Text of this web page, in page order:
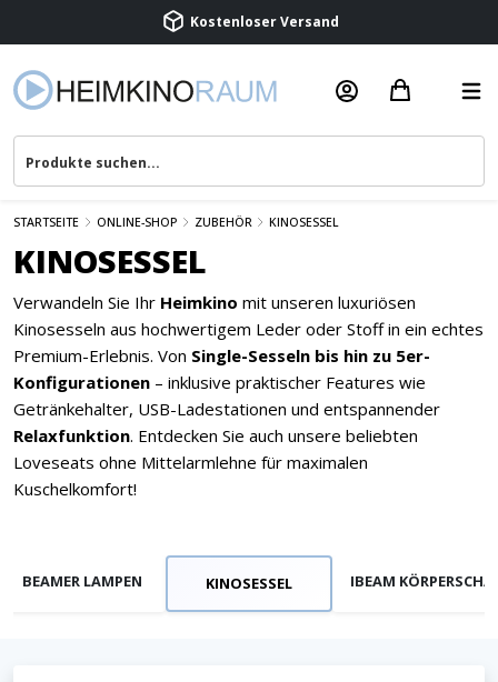
Kostenloser Versand
Beratung & Service
STARTSEITE ONLINE-SHOP ZUBEHÖR KINOSESSEL
KINOSESSEL
Verwandeln Sie Ihr Heimkino mit unseren luxuriösen
Kinosesseln aus hochwertigem Leder oder Stoff in ein echtes
Premium-Erlebnis. Von Single-Sesseln bis hin zu 5er-
Konfigurationen – inklusive praktischer Features wie
Getränkehalter, USB-Ladestationen und entspannender
Relaxfunktion. Entdecken Sie auch unsere beliebten
Loveseats ohne Mittelarmlehne für maximalen
Kuschelkomfort!
BEAMER LAMPEN KINOSESSEL IBEAM